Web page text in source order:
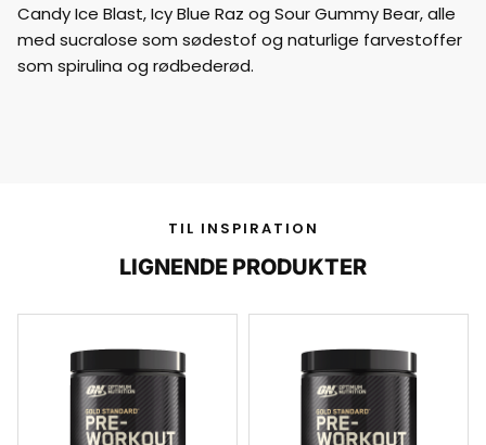
Candy Ice Blast, Icy Blue Raz og Sour Gummy Bear, alle
med sucralose som sødestof og naturlige farvestoffer
som spirulina og rødbederød.
TIL INSPIRATION
LIGNENDE PRODUKTER